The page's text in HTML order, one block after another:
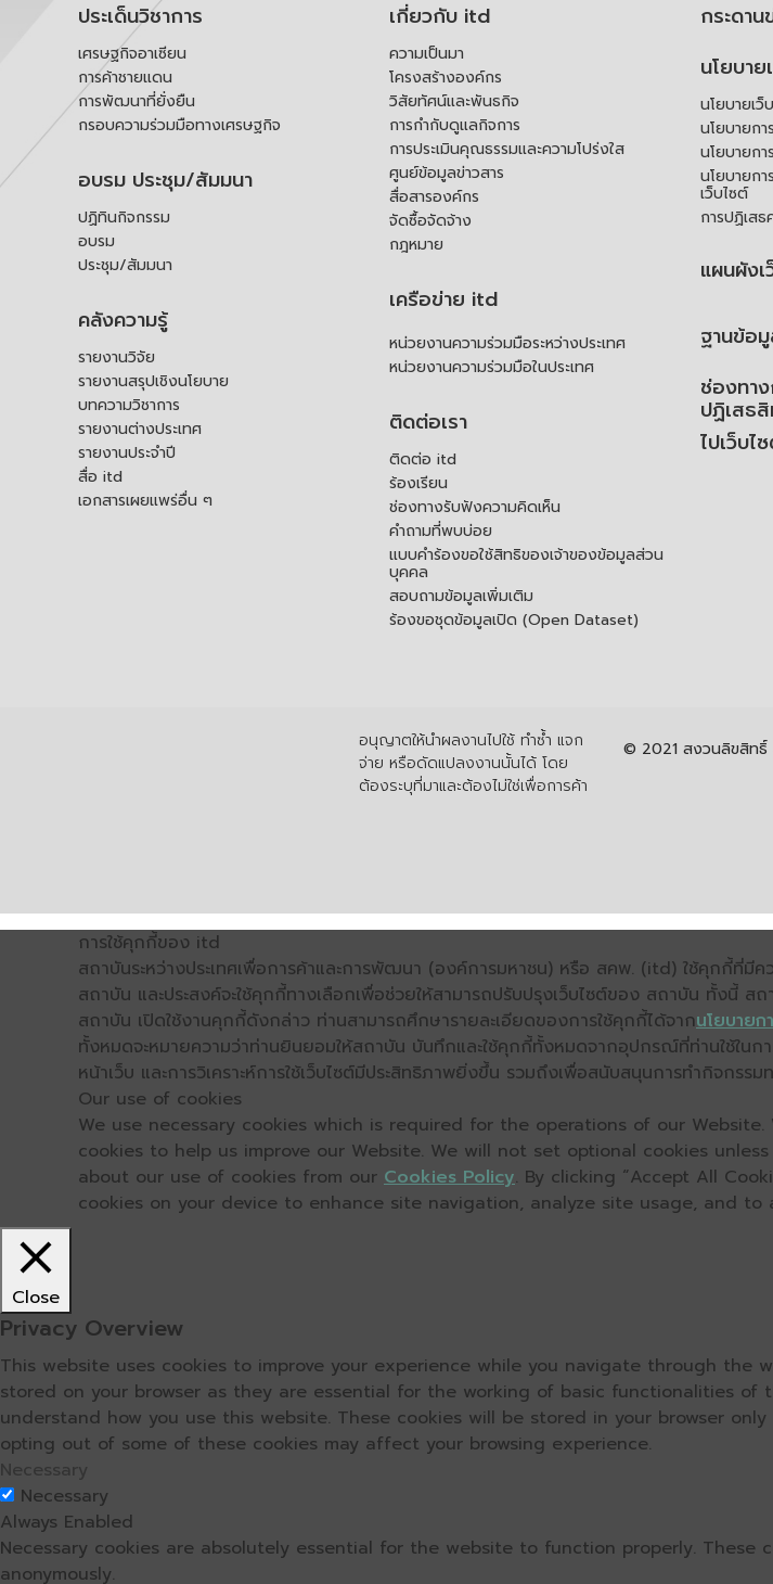
ประเด็นวิชาการ
เศรษฐกิจอาเซียน
การค้าชายแดน
การพัฒนาที่ยั่งยืน
กรอบความร่วมมือทางเศรษฐกิจ
อบรม ประชุม/สัมมนา
ปฏิทินกิจกรรม
อบรม
ประชุม/สัมมนา
คลังความรู้
รายงานวิจัย
รายงานสรุปเชิงนโยบาย
บทความวิชาการ
รายงานต่างประเทศ
รายงานประจำปี
สื่อ itd
เอกสารเผยแพร่อื่น ๆ
เกี่ยวกับ itd
ความเป็นมา
โครงสร้างองค์กร
วิสัยทัศน์และพันธกิจ
การกำกับดูแลกิจการ
การประเมินคุณธรรมและความโปร่งใส
ศูนย์ข้อมูลข่าวสาร
สื่อสารองค์กร
จัดซื้อจัดจ้าง
กฎหมาย
เครือข่าย itd
หน่วยงานความร่วมมือระหว่างประเทศ
หน่วยงานความร่วมมือในประเทศ
ติดต่อเรา
ติดต่อ itd
ร้องเรียน
ช่องทางรับฟังความคิดเห็น
คำถามที่พบบ่อย
แบบคำร้องขอใช้สิทธิของเจ้าของข้อมูลส่วน
บุคคล
สอบถามข้อมูลเพิ่มเติม
ร้องขอชุดข้อมูลเปิด (Open Dataset)
กระดาน
นโยบาย
นโยบายเว็
นโยบายกา
นโยบายก
นโยบายก
เว็บไซต์
การปฏิเส
แผนผังเ
ฐานข้อ
ช่องทา
ปฏิเสธ
ไปเว็บไ
อนุญาตให้นำผลงานไปใช้ ทำซ้ำ แจก
จ่าย หรือดัดแปลงงานนั้นได้ โดย
ต้องระบุที่มาและต้องไม่ใช่เพื่อการค้า
© 2021 สงวนลิขสิทธิ์
การใช้คุกกี้ของ itd
สถาบันระหว่างประเทศเพื่อการค้าและการพัฒนา (องค์การมหาชน) หรือ สคพ. (itd) ใช้คุกกี้ที่มี
สถาบัน และประสงค์จะใช้คุกกี้ทางเลือกเพื่อช่วยให้สามารถปรับปรุงเว็บไซต์ของ สถาบัน ทั้งนี้ ส
สถาบัน เปิดใช้งานคุกกี้ดังกล่าว ท่านสามารถศึกษารายละเอียดของการใช้คุกกี้ได้จากนโยบายก
ทั้งหมดจะหมายความว่าท่านยินยอมให้สถาบัน บันทึกและใช้คุกกี้ทั้งหมดจากอุปกรณ์ที่ท่านใช้ในกา
หน้าเว็บ และการวิเคราะห์การใช้เว็บไซต์มีประสิทธิภาพยิ่งขึ้น รวมถึงเพื่อสนับสนุนการทำกิจกรร
Our use of cookies
We use necessary cookies which is required for the operations of our
cookies to help us improve our Website. We will not set optional cookies
about our use of cookies from our Cookies Policy. By clicking “Accept All
cookies on your device to enhance site navigation, analyze site usage, and
Close
Privacy Overview
This website uses cookies to improve your experience while you navigate through
stored on your browser as they are essential for the working of basic functionalities
understand how you use this website. These cookies will be stored in your browser
opting out of some of these cookies may affect your browsing experience.
Necessary
Necessary
Always Enabled
Necessary cookies are absolutely essential for the website to function properly.
anonymously.